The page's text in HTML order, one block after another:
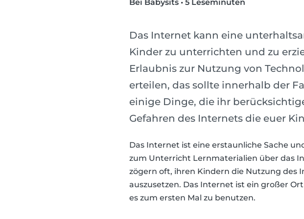
Bei Babysits • 5 Leseminuten
Das Internet kann eine
Kinder zu unterrichten und zu
Erlaubnis zur Nutzung von
erteilen, das sollte innerhalb der
einige Dinge, die ihr
Gefahren des Internets die euer
Das Internet ist eine erstaunliche Sache
zum Unterricht Lernmaterialien über das
zögern oft, ihren Kindern die Nutzung des
auszusetzen. Das Internet ist ein großer
es zum ersten Mal zu benutzen.